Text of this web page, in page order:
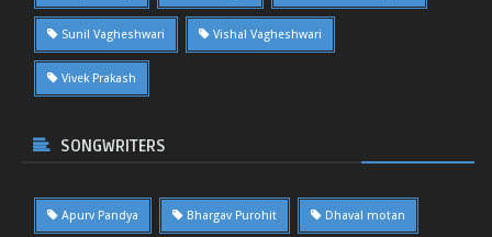
Sunil Vagheshwari Vishal Vagheshwari
Vivek Prakash
SONGWRITERS
Apurv Pandya Bhargav Purohit Dhaval motan